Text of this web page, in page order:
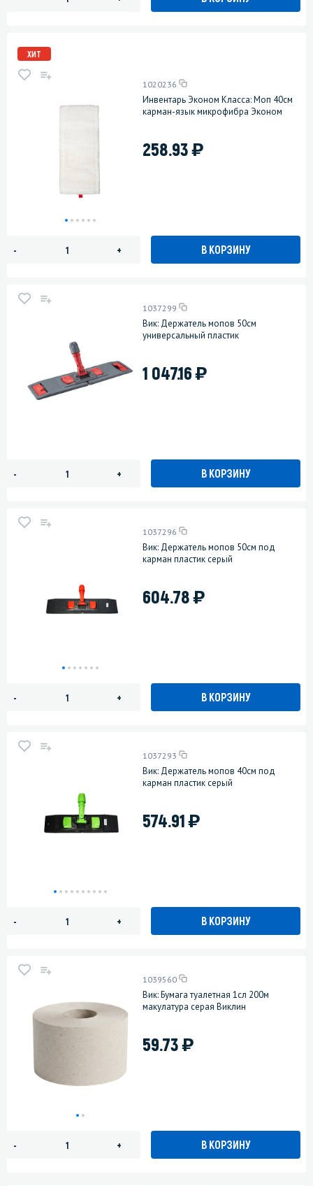
ХИТ
1020236
Инвентарь Эконом Класса: Моп 40см
карман-язык микрофибра Эконом
258.93)
- + В КОРЗИНУ
1037299
Вик: Держатель мопов 50см
универсальный пластик
1 047.16)
- + В КОРЗИНУ
1037296
Вик: Держатель мопов 50см под
карман пластик серый
604.78)
- + В КОРЗИНУ
1037293
Вик: Держатель мопов 40см под
карман пластик серый
574.91)
- + В КОРЗИНУ
1039560
Вик: Бумага туалетная 1сл 200м
макулатура серая Виклин
59.73)
- + В КОРЗИНУ